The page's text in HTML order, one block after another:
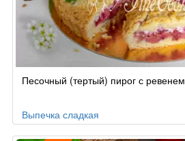
Песочный (тертый) пирог с
Выпечка сладкая